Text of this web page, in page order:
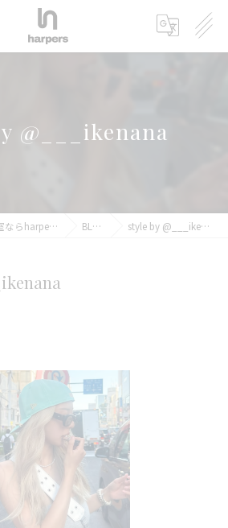
@___ikenana
東京都渋谷区の美容室ならharpers 渋谷 BLOG style by @___ikenana